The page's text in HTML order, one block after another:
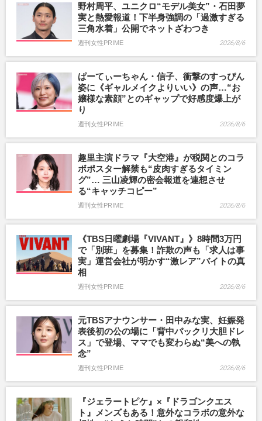
野村周平、ユニクロ“モデル美女”・石田夢
実と熱愛報道！下半身強調の「過激すぎる
三角水着」公開でネットざわつき
週刊女性PRIME 2026/8/6
ぱーてぃーちゃん・信子、衝撃のすっぴん
姿に《ギャルメイクよりいい》の声…“お
嬢様な素顔”とのギャップで好感度爆上が
り
週刊女性PRIME 2026/8/6
趣里主演ドラマ『大空港』が税関とのコラ
ボポスター解禁も“皮肉すぎるタイミン
グ”… 三山凌輝の密会報道を連想させ
る“キャッチコピー”
週刊女性PRIME 2026/8/6
《TBS日曜劇場『VIVANT』》8時間3万円
で「別班」を募集！詐欺の声も「求人は事
実」運営会社が明かす“激レア”バイトの真
相
週刊女性PRIME 2026/8/6
元TBSアナウンサー・田中みな実、妊娠発
表後初の公の場に「背中パックリ大胆ドレ
ス」で登場、ママでも変わらぬ“美への執
念”
週刊女性PRIME 2026/8/6
『ジェラートピケ』×『ドラゴンクエス
ト』メンズもある！意外なコラボの意外な